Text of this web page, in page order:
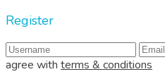
Register
agree with terms & conditions